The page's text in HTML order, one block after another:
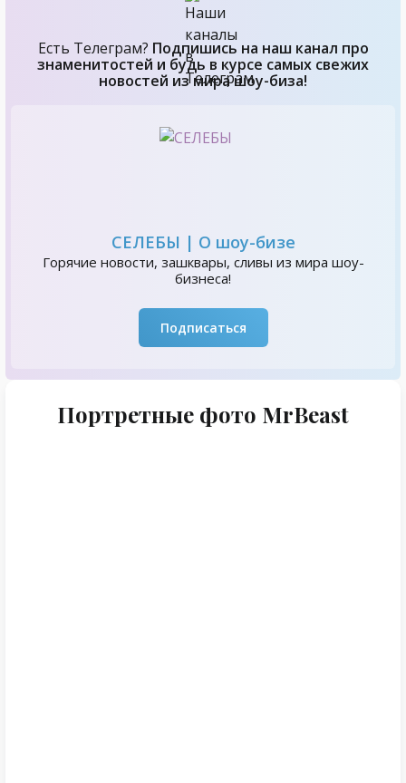
Есть Телеграм? Подпишись на наш канал про
знаменитостей и будь в курсе самых свежих
новостей из мира шоу-биза!
СЕЛЕБЫ | О шоу-бизе
Горячие новости, зашквары, сливы из мира шоу-
бизнеса!
Подписаться
Портретные фото MrBeast